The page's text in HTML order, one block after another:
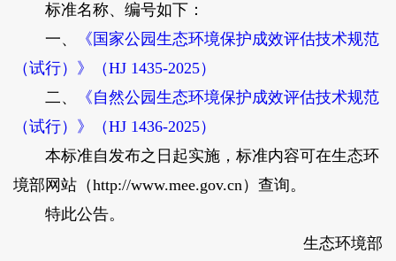
标准名称、编号如下：
一、
《国家公园生态环境保护成效评估技术规范
（试行）》（HJ 1435-2025）
二、
《自然公园生态环境保护成效评估技术规范
（试行）》（HJ 1436-2025）
本标准自发布之日起实施，标准内容可在生态环
境部网站（http://www.mee.gov.cn）查询。
特此公告。
生态环境部